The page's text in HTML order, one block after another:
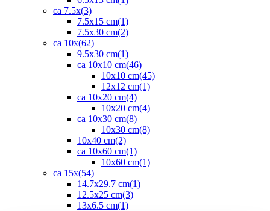
ca 7.5x(3)
7.5x15 cm(1)
7.5x30 cm(2)
ca 10x(62)
9.5x30 cm(1)
ca 10x10 cm(46)
10x10 cm(45)
12x12 cm(1)
ca 10x20 cm(4)
10x20 cm(4)
ca 10x30 cm(8)
10x30 cm(8)
10x40 cm(2)
ca 10x60 cm(1)
10x60 cm(1)
ca 15x(54)
14.7x29.7 cm(1)
12.5x25 cm(3)
13x6.5 cm(1)